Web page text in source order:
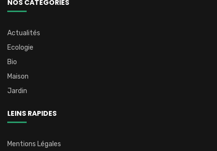
NOS CATÉGORIES
Actualités
Ecologie
Bio
Maison
Jardin
LEINS RAPIDES
Mentions Légales